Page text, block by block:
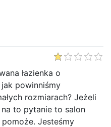
łazienka o
powinniśmy
rozmiarach? Jeżeli
to pytanie to salon
pomoże. Jesteśmy